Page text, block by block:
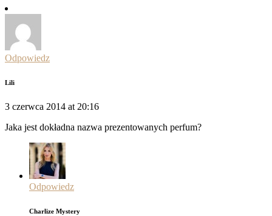
Odpowiedz
Lili
3 czerwca 2014 at 20:16
Jaka jest dokładna nazwa prezentowanych perfum?
Odpowiedz
Charlize Mystery